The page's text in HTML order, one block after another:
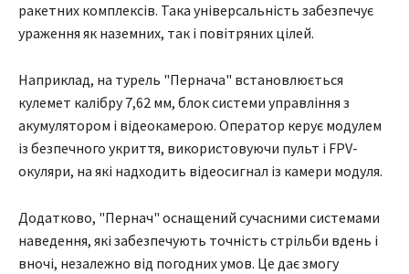
ракетних комплексів. Така універсальність забезпечує
ураження як наземних, так і повітряних цілей.
Наприклад, на турель "Пернача" встановлюється
кулемет калібру 7,62 мм, блок системи управління з
акумулятором і відеокамерою. Оператор керує модулем
із безпечного укриття, використовуючи пульт і FPV-
окуляри, на які надходить відеосигнал із камери модуля.
Додатково, "Пернач" оснащений сучасними системами
наведення, які забезпечують точність стрільби вдень і
вночі, незалежно від погодних умов. Це дає змогу